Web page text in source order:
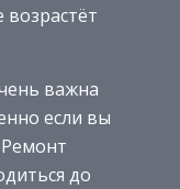
важна
если вы
Ремонт
до